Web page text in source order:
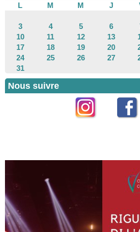
L
M M J
3
4 5 6
10
11 12 13
17
18 19 20
24
25 26 27
31
Nous suivre